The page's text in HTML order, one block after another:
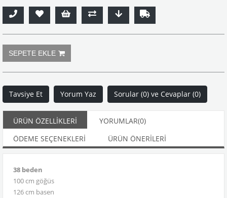
Tavsiye Et Yorum Yaz Sorular (0) ve Cevaplar (0)
ÜRÜN ÖZELLIKLERI YORUMLAR(0)
ÖDEME SEÇENEKLERI
ÜRÜN ÖNERILERI
38 beden
100 cm göğüs
126 cm basen